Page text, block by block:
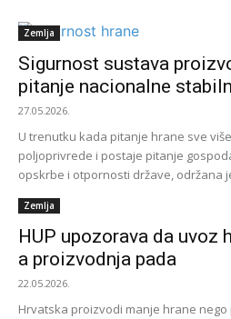
Zemlja
Sigurnost sustava
pitanje nacionalne
27.05.2026.
U trenutku kada pitanje hrane sve
poljoprivrede i postaje pitanje
opskrbe i otpornosti države, održana
Zemlja
HUP upozorava da uvoz
a proizvodnja pada
22.05.2026.
Hrvatska proizvodi manje hrane